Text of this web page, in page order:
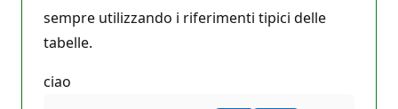
sempre utilizzando i riferimenti tipici delle
tabelle.
ciao